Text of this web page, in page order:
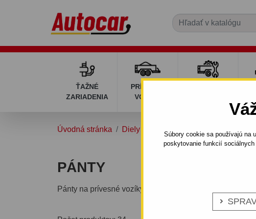
Súbory cookie sa používajú na
poskytovanie funkcií

ŤAŽNÉ
ZARIADENIA
PRÍVESNÉ
VOZÍKY
Úvodná stránka Diely pre vozíky
PÁNTY
Pánty na prívesné vozíky